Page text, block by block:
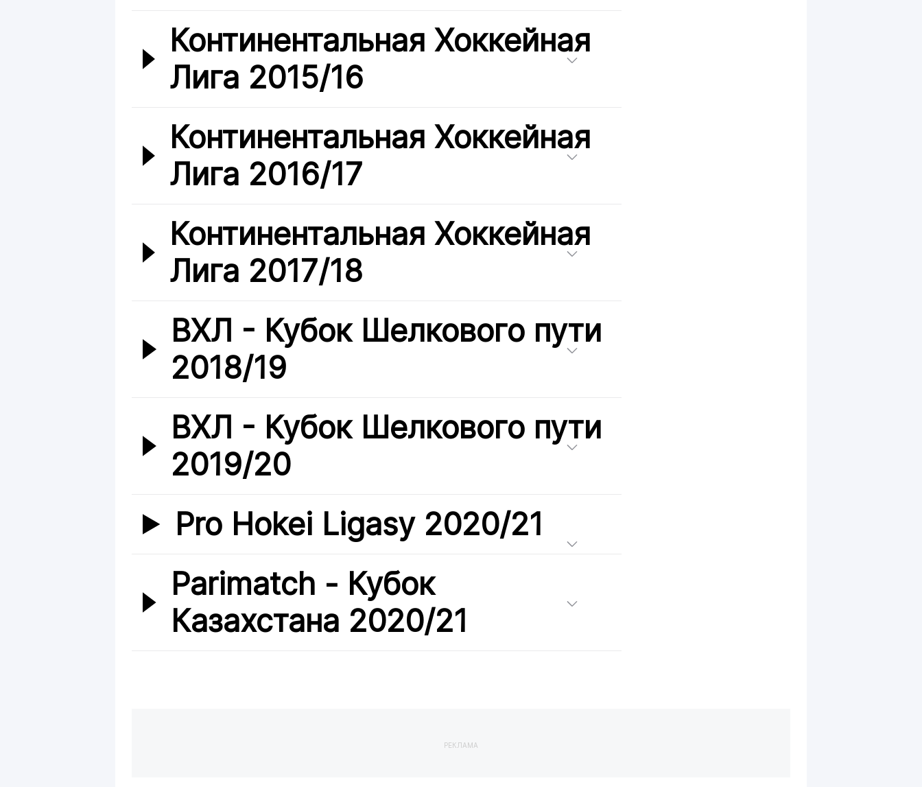
Континентальная Хоккейная
Лига 2015/16
Континентальная Хоккейная
Лига 2016/17
Континентальная Хоккейная
Лига 2017/18
ВХЛ - Кубок Шелкового пути
2018/19
ВХЛ - Кубок Шелкового пути
2019/20
Pro Hokei Ligasy 2020/21
Parimatch - Кубок
Казахстана 2020/21
РЕКЛАМА